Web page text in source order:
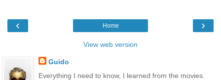
‹ ›
Home
View web version
Guido
Everything I need to know, I learned from the movies.